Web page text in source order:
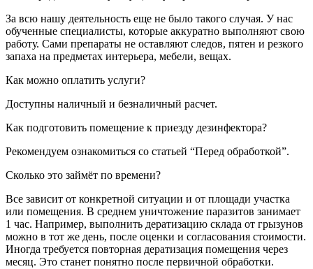
За всю нашу деятельность еще не было такого случая. У нас
обученные специалисты, которые аккуратно выполняют свою
работу. Сами препараты не оставляют следов, пятен и резкого
запаха на предметах интерьера, мебели, вещах.
Как можно оплатить услуги?
Доступны наличный и безналичный расчет.
Как подготовить помещение к приезду дезинфектора?
Рекомендуем ознакомиться со статьей “Перед обработкой”.
Сколько это займёт по времени?
Все зависит от конкретной ситуации и от площади участка
или помещения. В среднем уничтожение паразитов занимает
1 час. Например, выполнить дератизацию склада от грызунов
можно в тот же день, после оценки и согласования стоимости.
Иногда требуется повторная дератизация помещения через
месяц. Это станет понятно после первичной обработки.